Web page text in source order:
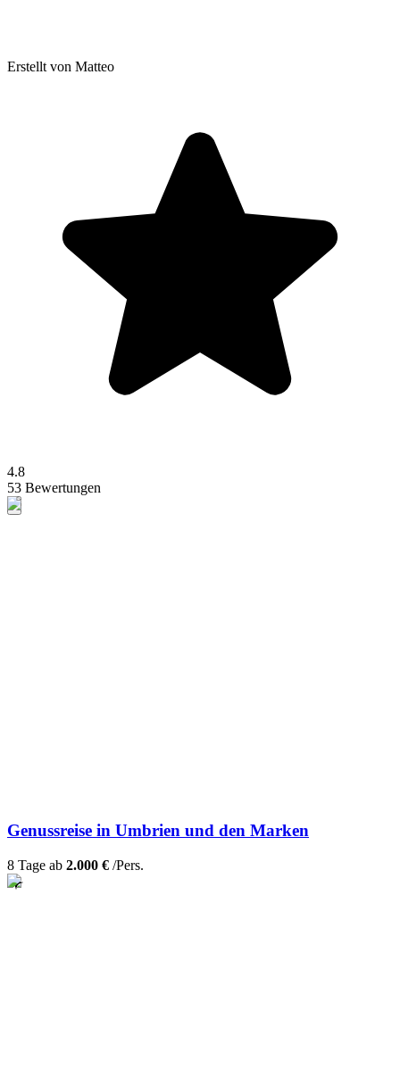
Erstellt von Matteo
4.8
53 Bewertungen
Genussreise in Umbrien und den Marken
8 Tage ab 2.000 € /Pers.